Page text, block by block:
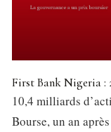
First Bank Nigeria :
10,4 milliards
Bourse, un an